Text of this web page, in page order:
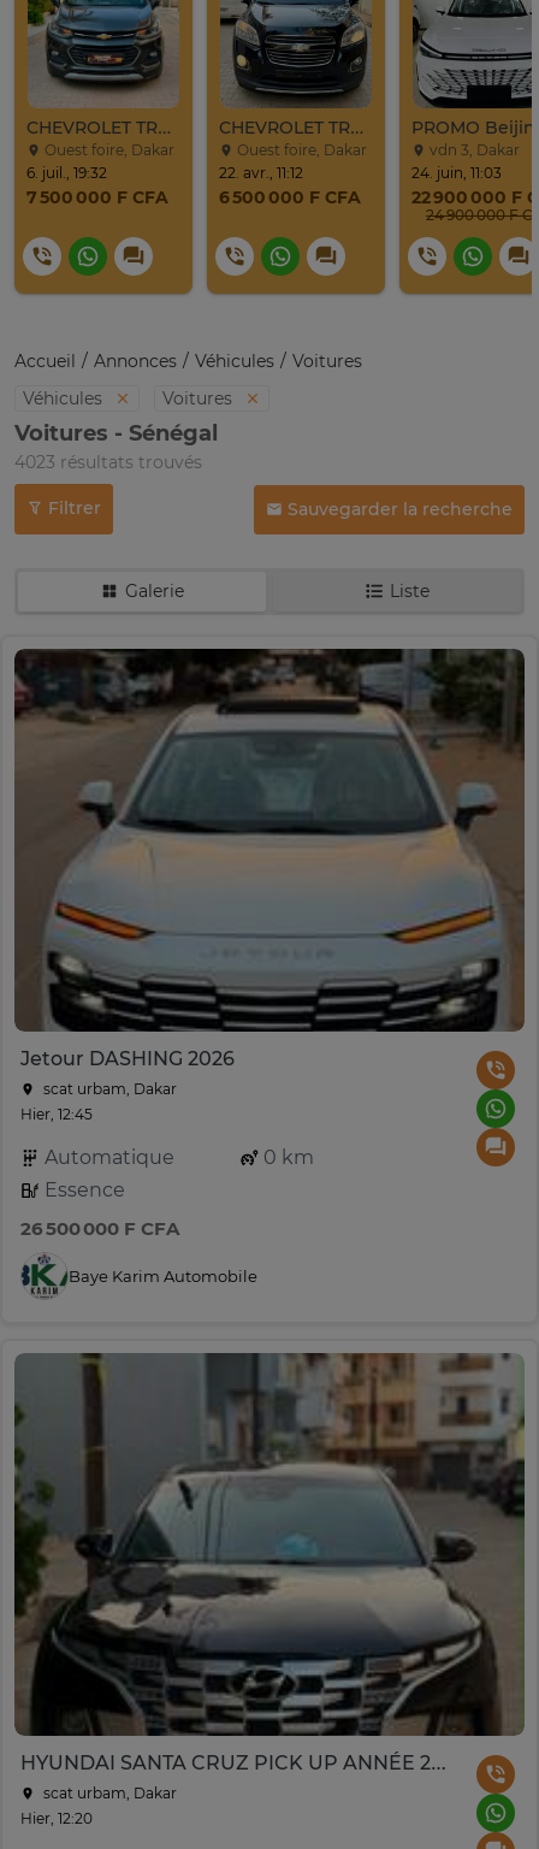
CHEVROLET TRAX LT 2017
Ouest foire, Dakar
6. juil., 19:32
7 500 000 F CFA
CHEVROLET TRAX 2016
Ouest foire, Dakar
22. avr., 11:12
6 500 000 F CFA
vdn 3, Dakar
24. juin, 11:03
22 900 000 F
Accueil Annonces Véhicules
Voitures
Véhicules
Voitures
Voitures - Sénégal
4023 résultats trouvés
Filtrer Sauvegarder la recherche
Galerie Liste
Jetour DASHING 2026
scat urbam, Dakar
Hier, 12:45
Automatique
0 km
Essence
26 500 000 F CFA
Baye Karim Automobile
HYUNDAI SANTA CRUZ PICK UP ANNÉE 2023
scat urbam, Dakar
Hier, 12:20